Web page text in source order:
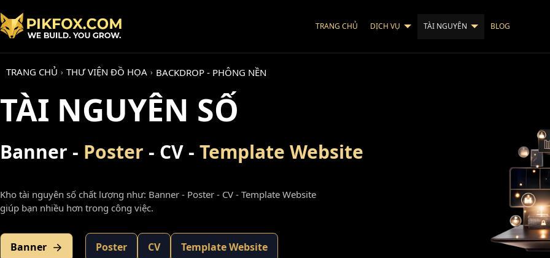
TRANG CHỦ DỊCH VỤ TÀI NGUYÊN BLOG
TRANG CHỦ › THƯ VIỆN ĐỒ HỌA › BACKDROP - PHÔNG NỀN
TÀI NGUYÊN SỐ
Banner - Poster - CV - Template Website
Kho tài nguyên số chất lượng như: Banner - Poster - CV - Template Website
giúp bạn nhiều hơn trong công việc.
Banner Poster CV Template Website